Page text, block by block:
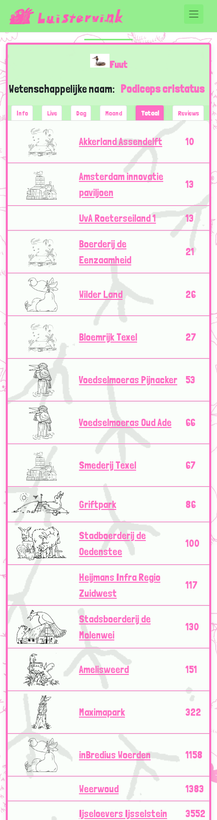
Fuut
Wetenschappelijke naam: Podiceps cristatus
Info Live Dag Maand Totaal Reviews
Akkerland Assendelft 10
Amsterdam innovatie
paviljoen
13
UvA Roeterseiland 1 13
Boerderij de
Eenzaamheid
21
Wilder Land 26
Bloemrijk Texel 27
Voedselmoeras Pijnacker 53
Voedselmoeras Oud Ade 66
Smederij Texel 67
Griftpark 86
Stadboerderij de
Oedenstee
100
Heijmans Infra Regio
Zuidwest
117
Stadsboerderij de
Molenwei
130
Amelisweerd 151
Maximapark 322
inBredius Woerden 1158
Weerwoud 1383
Ijseloevers Ijsselstein 3552